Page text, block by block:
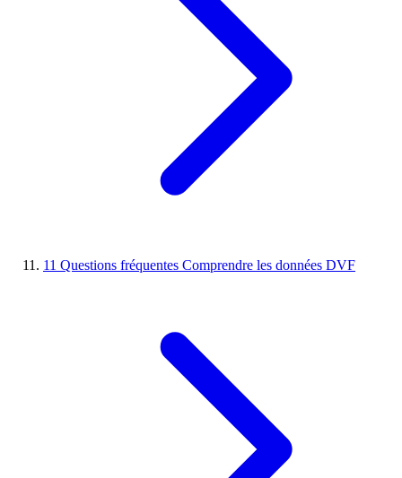
11 Questions fréquentes Comprendre les données DVF